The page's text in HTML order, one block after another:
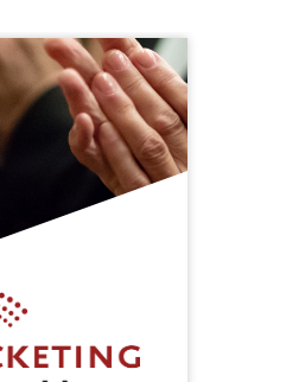
Plattform
Video-on-
sowie weiteren
Features auf.
ist es, u. a. das
Kulturangebot –
– über die
verfügbar zu